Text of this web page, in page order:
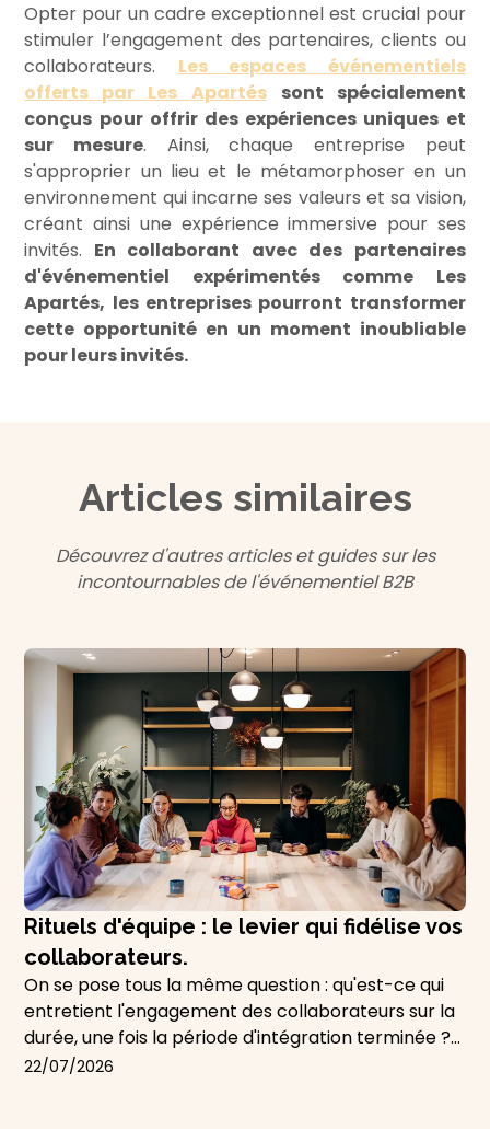
Opter pour un cadre exceptionnel est crucial pour
stimuler l’engagement des partenaires, clients ou
collaborateurs. Les espaces événementiels
offerts par Les Apartés
sont spécialement
conçus pour offrir des expériences uniques et
sur mesure. Ainsi, chaque entreprise peut
s'approprier un lieu et le métamorphoser en un
environnement qui incarne ses valeurs et sa vision,
créant ainsi une expérience immersive pour ses
invités. En collaborant avec des partenaires
d'événementiel expérimentés comme Les
Apartés, les entreprises pourront transformer
cette opportunité en un moment inoubliable
pour leurs invités.
Articles similaires
Découvrez d'autres articles et guides sur les
incontournables de l'événementiel B2B
Rituels d'équipe : le levier qui fidélise vos
collaborateurs.
On se pose tous la même question : qu'est-ce qui
entretient l'engagement des collaborateurs sur la
durée, une fois la période d'intégration terminée ?
L'onboarding favorise la bonne intégration, les
22/07/2026